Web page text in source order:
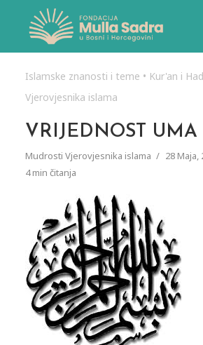
Islamske znanosti i teme • Kur'an i
Vjerovjesnika islama
VRIJEDNOST UMA
Mudrosti Vjerovjesnika islama
28 Maja,
4 min čitanja